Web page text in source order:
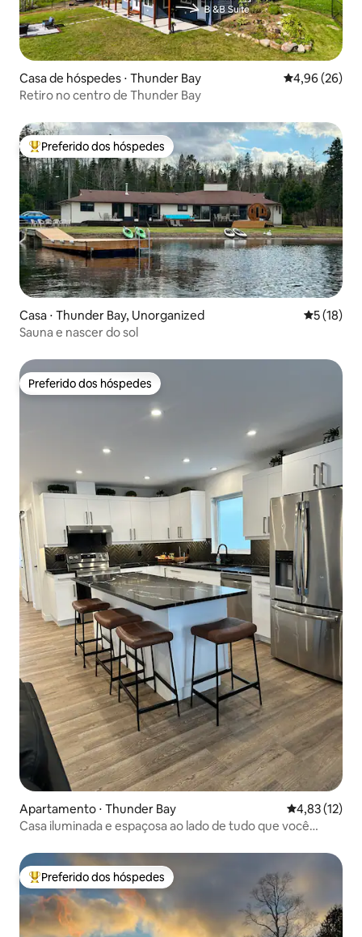
Casa de hóspedes ⋅ Thunder Bay 4,96 de uma
4,96 (26)
Retiro no centro de Thunder Bay
Entre os melhores preferidos dos hóspedes
Preferido dos hóspedes
Casa ⋅ Thunder Bay, Unorganized 5 de uma
5 (18)
Sauna e nascer do sol
Preferido dos hóspedes
Preferido dos hóspedes
Apartamento ⋅ Thunder Bay 4,83 de uma
4,83 (12)
Casa iluminada e espaçosa ao lado de tudo que você
Entre os melhores preferidos dos hóspedes
Preferido dos hóspedes